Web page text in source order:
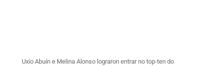
Uxío Abuín e Melina Alonso lograron entrar no top-ten do